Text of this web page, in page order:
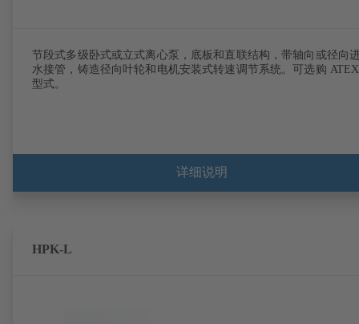
节段式多级卧式或立式离心泵，底板和直联结构，带轴向或径向
水接管，铸造径向叶轮和电机安装式转速调节系统。可选购 ATEX
型式。
详细说明
HPK-L